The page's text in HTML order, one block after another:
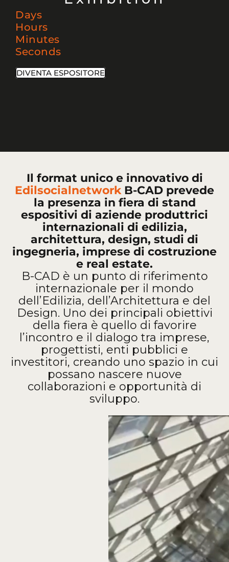
Days
Hours
Minutes
Seconds
DIVENTA ESPOSITORE
Il format unico e innovativo di
EdilsocialnetworkB-CAD prevede
la presenza in fiera di stand
espositivi di aziende produttrici
internazionali di edilizia,
architettura, design, studi di
ingegneria, imprese di costruzione
e real estate.
B-CAD è un punto di riferimento
internazionale per il mondo
dell’Edilizia, dell’Architettura e del
Design. Uno dei principali obiettivi
della fiera è quello di favorire
l’incontro e il dialogo tra imprese,
progettisti, enti pubblici e
investitori, creando uno spazio in cui
possano nascere nuove
collaborazioni e opportunità di
sviluppo.